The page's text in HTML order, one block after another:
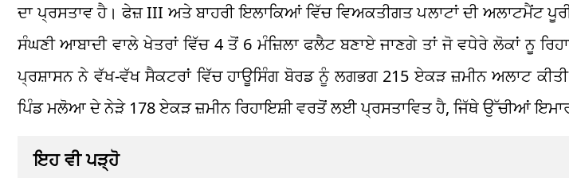
ਦਾ ਪ੍ਰਸਤਾਵ ਹੈ। ਫੇਜ਼ III ਅਤੇ ਬਾਹਰੀ ਇਲਾਕਿਆਂ ਵਿੱਚ ਵਿਅਕਤੀਗਤ ਪਲਾਟਾਂ ਦੀ ਅਲਾਟਮੈਂਟ
ਸੰਘਣੀ ਆਬਾਦੀ ਵਾਲੇ ਖੇਤਰਾਂ ਵਿੱਚ 4 ਤੋਂ 6 ਮੰਜ਼ਿਲਾ ਫਲੈਟ ਬਣਾਏ ਜਾਣਗੇ ਤਾਂ ਜੋ ਵਧੇਰੇ ਲੋਕਾਂ ਨੂ
ਪ੍ਰਸ਼ਾਸਨ ਨੇ ਵੱਖ-ਵੱਖ ਸੈਕਟਰਾਂ ਵਿੱਚ ਹਾਊਸਿੰਗ ਬੋਰਡ ਨੂੰ ਲਗਭਗ 215 ਏਕੜ ਜ਼ਮੀਨ ਅਲਾਟ ਕੀਤੀ
ਪਿੰਡ ਮਲੋਆ ਦੇ ਨੇੜੇ 178 ਏਕੜ ਜ਼ਮੀਨ ਰਿਹਾਇਸ਼ੀ ਵਰਤੋਂ ਲਈ ਪ੍ਰਸਤਾਵਿਤ ਹੈ, ਜਿੱਥੇ ਉੱਚੀਆਂ
ਇਹ ਵੀ ਪੜ੍ਹੋ